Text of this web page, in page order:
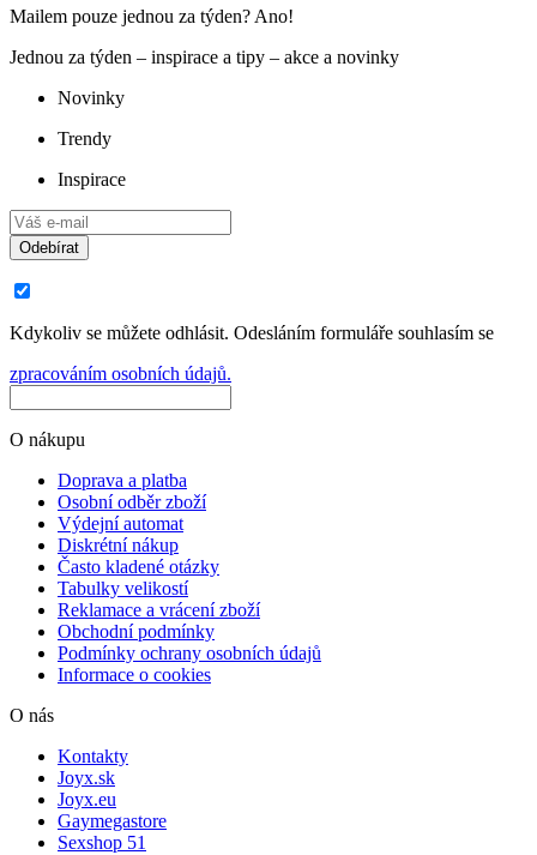
Mailem pouze jednou za týden? Ano!
Jednou za týden – inspirace a tipy – akce a novinky
Novinky
Trendy
Inspirace
Odebírat
Kdykoliv se můžete odhlásit. Odesláním formuláře souhlasím se
zpracováním osobních údajů.
O nákupu
Doprava a platba
Osobní odběr zboží
Výdejní automat
Diskrétní nákup
Často kladené otázky
Tabulky velikostí
Reklamace a vrácení zboží
Obchodní podmínky
Podmínky ochrany osobních údajů
Informace o cookies
O nás
Kontakty
Joyx.sk
Joyx.eu
Gaymegastore
Sexshop 51